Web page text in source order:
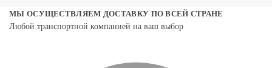
МЫ ОСУЩЕСТВЛЯЕМ ДОСТАВКУ ПО ВСЕЙ СТРАНЕ
Любой транспортной компанией на ваш выбор